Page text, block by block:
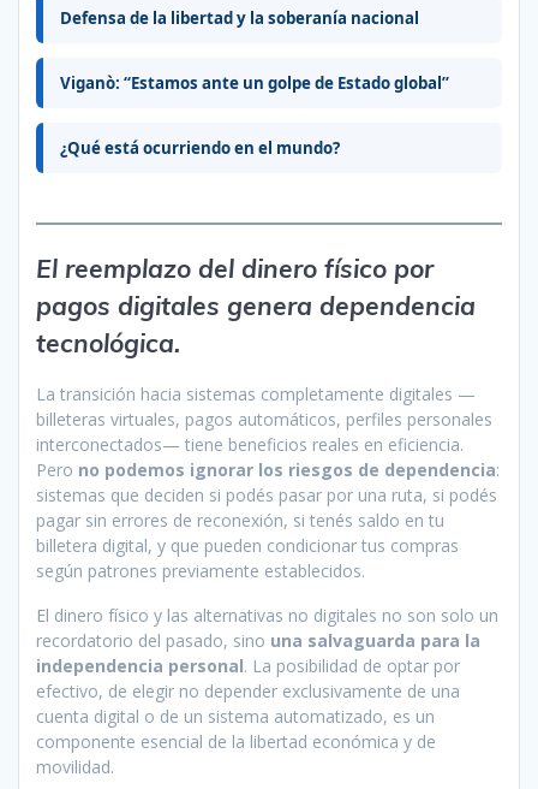
Defensa de la libertad y la soberanía nacional
Viganò: “Estamos ante un golpe de Estado global”
¿Qué está ocurriendo en el mundo?
El reemplazo del dinero físico por
pagos digitales genera dependencia
tecnológica.
La transición hacia sistemas completamente digitales —
billeteras virtuales, pagos automáticos, perfiles personales
interconectados— tiene beneficios reales en eficiencia.
Pero no podemos ignorar los riesgos de dependencia:
sistemas que deciden si podés pasar por una ruta, si podés
pagar sin errores de reconexión, si tenés saldo en tu
billetera digital, y que pueden condicionar tus compras
según patrones previamente establecidos.
El dinero físico y las alternativas no digitales no son solo un
recordatorio del pasado, sino una salvaguarda para la
independencia personal. La posibilidad de optar por
efectivo, de elegir no depender exclusivamente de una
cuenta digital o de un sistema automatizado, es un
componente esencial de la libertad económica y de
movilidad.